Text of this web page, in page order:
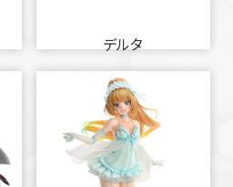
デルタ